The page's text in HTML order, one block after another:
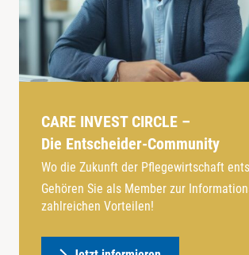
CARE INVEST CIRCLE –
Die Entscheider-Community
Wo die Zukunft der Pflegewirtschaft
Gehören Sie als Member zur
zahlreichen Vorteilen!